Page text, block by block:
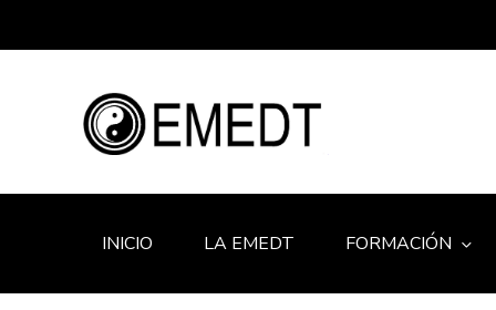
INICIO LA EMEDT FORMACIÓN